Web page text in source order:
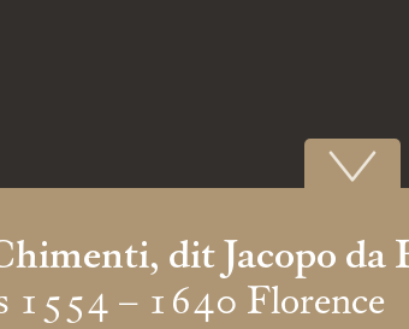
dit Jacopo da
1554 – 1640 Florence